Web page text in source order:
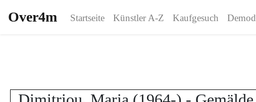
Over4m Startseite Künstler A-Z Kaufgesuch